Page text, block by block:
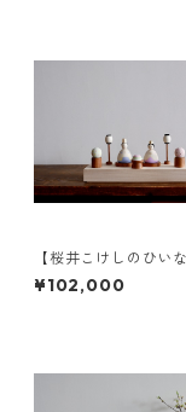
【桜井こけしのひい
具セット〕花みずき
¥102,000